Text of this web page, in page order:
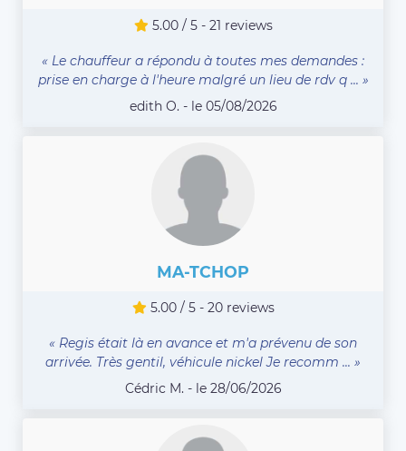
5.00 / 5 - 21 reviews
« Le chauffeur a répondu à toutes mes demandes :
prise en charge à l'heure malgré un lieu de rdv q ... »
edith O. - le 05/08/2026
MA-TCHOP
5.00 / 5 - 20 reviews
« Regis était là en avance et m'a prévenu de son
arrivée. Très gentil, véhicule nickel Je recomm ... »
Cédric M. - le 28/06/2026